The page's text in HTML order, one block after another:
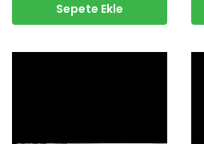
Sepete Ekle